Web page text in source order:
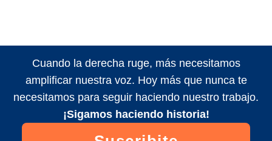
Cuando la derecha ruge, más necesitamos
amplificar nuestra voz. Hoy más que nunca te
necesitamos para seguir haciendo nuestro trabajo.
¡Sigamos haciendo historia!